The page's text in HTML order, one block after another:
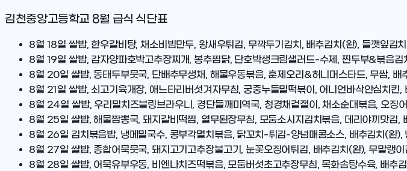
김천중앙고등학교 8월 급식 식단표
8월 18일 쌀밥, 한우갈비탕, 채소비빔만두, 왕새우튀김, 무깍두기김치, 배추김치(완), 들깻잎김
8월 19일 쌀밥, 감자양파호박고추장찌개, 봉추찜닭, 단호박생크림샐러드-수제, 찐두부&볶음
8월 20일 쌀밥, 동태두부뭇국, 단배추무생채, 해물우동볶음, 훈제오리&허니머스타드, 무쌈,
8월 21일 쌀밥, 쇠고기육개장, 애느타리버섯겨자무침, 궁중누들밀떡볶이, 어니언바삭안심치킨
8월 24일 쌀밥, 우리밀치즈블링브라우니, 경단들깨미역국, 청경채겉절이, 채소순대볶음, 오징
8월 25일 쌀밥, 해물짬뽕국, 돼지갈비떡찜, 열무된장무침, 모둠소시지김치볶음, 데리야끼맛김
8월 26일 김치볶음밥, 냉메밀국수, 콩부각멸치볶음, 닭꼬치-튀김-양념매콤소스, 배추김치(완
8월 27일 쌀밥, 종합어묵뭇국, 돼지고기고추장불고기, 눈꽃오징어튀김, 배추김치(완), 무말랭
8월 28일 쌀밥, 어묵유부우동, 비엔나치즈떡볶음, 모둠버섯초고추장무침, 목화솜탕수육, 배추